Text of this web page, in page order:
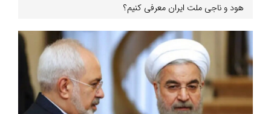
هود و ناجی ملت ایران معرفی کنیم؟